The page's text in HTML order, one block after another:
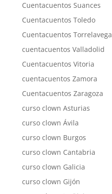
Cuentacuentos Suances
Cuentacuentos Toledo
Cuentacuentos Torrelavega
cuentacuentos Valladolid
Cuentacuentos Vitoria
cuentacuentos Zamora
Cuentacuentos Zaragoza
curso clown Asturias
curso clown Ávila
curso clown Burgos
curso clown Cantabria
curso clown Galicia
curso clown Gijón